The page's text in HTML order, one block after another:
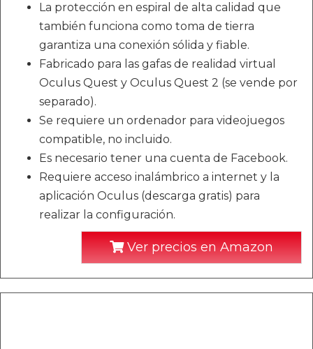
La protección en espiral de alta calidad que
también funciona como toma de tierra
garantiza una conexión sólida y fiable.
Fabricado para las gafas de realidad virtual
Oculus Quest y Oculus Quest 2 (se vende por
separado).
Se requiere un ordenador para videojuegos
compatible, no incluido.
Es necesario tener una cuenta de Facebook.
Requiere acceso inalámbrico a internet y la
aplicación Oculus (descarga gratis) para
realizar la configuración.
Ver precios en Amazon